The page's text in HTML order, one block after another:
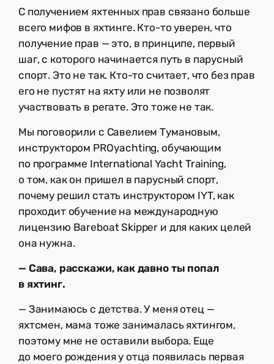
С получением яхтенных прав связано больше
всего мифов в яхтинге. Кто-то уверен, что
получение прав — это, в принципе, первый
шаг, с которого начинается путь в парусный
спорт. Это не так. Кто-то считает, что без прав
его не пустят на яхту или не позволят
участвовать в регате. Это тоже не так.
Мы поговорили с Савелием Тумановым,
инструктором PROyachting, обучающим
по программе International Yacht Training,
о том, как он пришел в парусный спорт,
почему решил стать инструктором IYT, как
проходит обучение на международную
лицензию Bareboat Skipper и для каких целей
она нужна.
— Сава, расскажи, как давно ты попал
в яхтинг.
— Занимаюсь с детства. У меня отец —
яхтсмен, мама тоже занималась яхтингом,
поэтому мне не оставили выбора. Еще
до моего рождения у отца появилась первая